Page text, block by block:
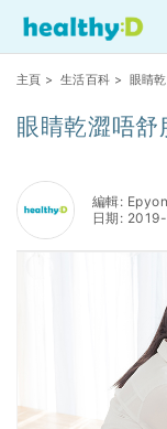
主頁 > 生活百科 > 眼睛
眼睛乾澀唔舒
編輯:
日期: